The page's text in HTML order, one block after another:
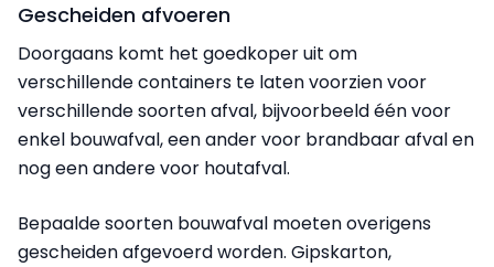
Gescheiden afvoeren
Doorgaans komt het goedkoper uit om
verschillende containers te laten voorzien voor
verschillende soorten afval, bijvoorbeeld één voor
enkel bouwafval, een ander voor brandbaar afval en
nog een andere voor houtafval.
Bepaalde soorten bouwafval moeten overigens
gescheiden afgevoerd worden. Gipskarton,